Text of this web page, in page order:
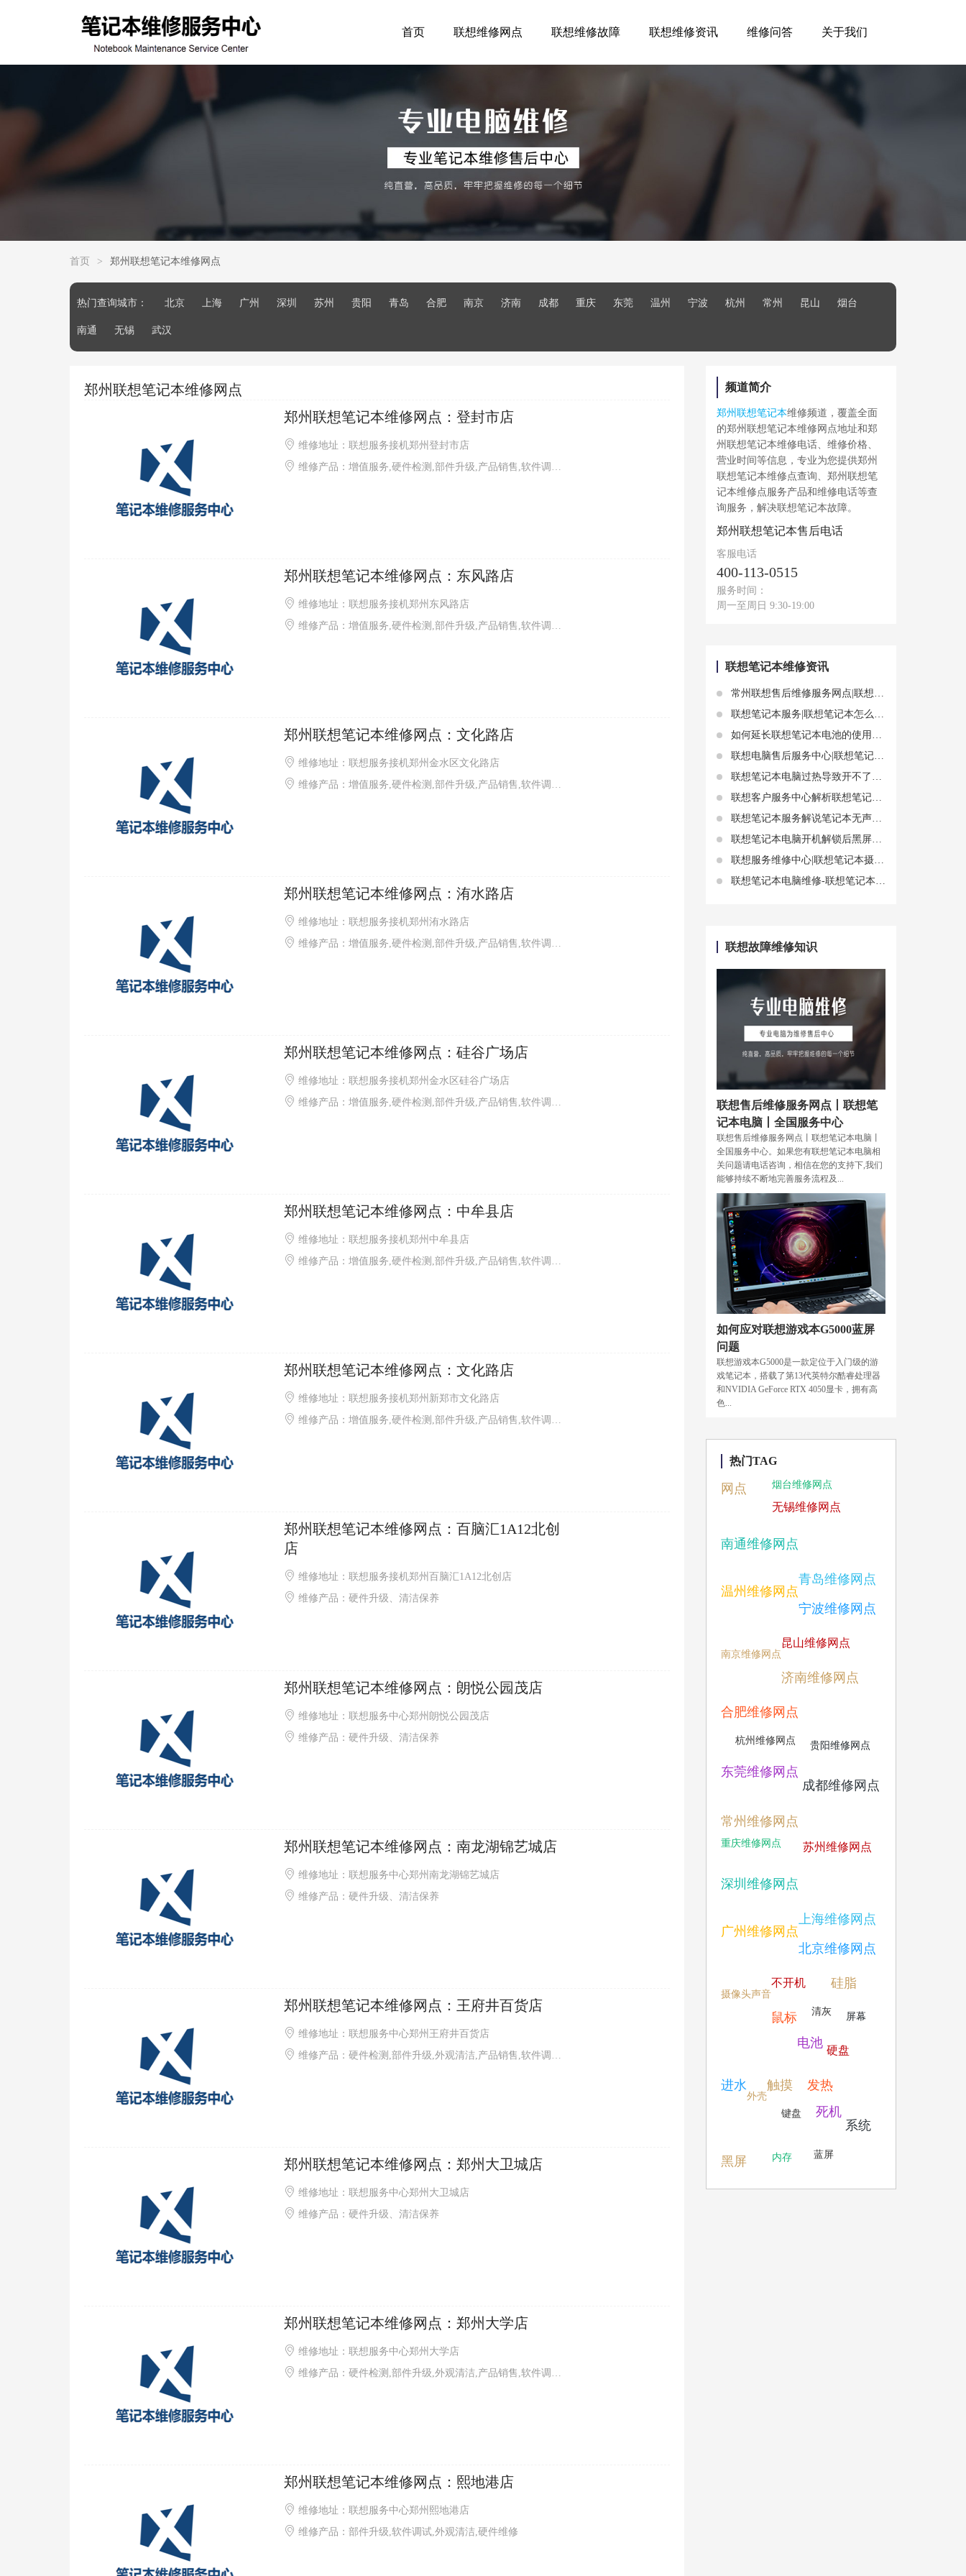
首页 联想维修网点 联想维修故障 联想维修资讯 维修问答 关于我们
首页 > 郑州联想笔记本维修网点
热门查询城市： 北京 上海 广州 深圳 苏州 贵阳 青岛 合肥 南京 济南 成都 重庆 东莞 温州 宁波 杭州 常州 昆山 烟台
南通 无锡 武汉
郑州联想笔记本维修网点
郑州联想笔记本维修网点：登封市店
维修地址：联想服务接机郑州登封市店
维修产品：增值服务,硬件检测,部件升级,产品销售,软件调试,外观清洁
郑州联想笔记本维修网点：东风路店
维修地址：联想服务接机郑州东风路店
维修产品：增值服务,硬件检测,部件升级,产品销售,软件调试,外观清洁
郑州联想笔记本维修网点：文化路店
维修地址：联想服务接机郑州金水区文化路店
维修产品：增值服务,硬件检测,部件升级,产品销售,软件调试,外观清洁
郑州联想笔记本维修网点：洧水路店
维修地址：联想服务接机郑州洧水路店
维修产品：增值服务,硬件检测,部件升级,产品销售,软件调试,外观清洁
郑州联想笔记本维修网点：硅谷广场店
维修地址：联想服务接机郑州金水区硅谷广场店
维修产品：增值服务,硬件检测,部件升级,产品销售,软件调试,外观清洁
郑州联想笔记本维修网点：中牟县店
维修地址：联想服务接机郑州中牟县店
维修产品：增值服务,硬件检测,部件升级,产品销售,软件调试,外观清洁
郑州联想笔记本维修网点：文化路店
维修地址：联想服务接机郑州新郑市文化路店
维修产品：增值服务,硬件检测,部件升级,产品销售,软件调试,外观清洁
郑州联想笔记本维修网点：百脑汇1A12北创
店
维修地址：联想服务接机郑州百脑汇1A12北创店
维修产品：硬件升级、清洁保养
郑州联想笔记本维修网点：朗悦公园茂店
维修地址：联想服务中心郑州朗悦公园茂店
维修产品：硬件升级、清洁保养
郑州联想笔记本维修网点：南龙湖锦艺城店
维修地址：联想服务中心郑州南龙湖锦艺城店
维修产品：硬件升级、清洁保养
郑州联想笔记本维修网点：王府井百货店
维修地址：联想服务中心郑州王府井百货店
维修产品：硬件检测,部件升级,外观清洁,产品销售,软件调试,硬件维修,增值服务
郑州联想笔记本维修网点：郑州大卫城店
维修地址：联想服务中心郑州大卫城店
维修产品：硬件升级、清洁保养
郑州联想笔记本维修网点：郑州大学店
维修地址：联想服务中心郑州大学店
维修产品：硬件检测,部件升级,外观清洁,产品销售,软件调试,硬件维修,增值服务
郑州联想笔记本维修网点：熙地港店
维修地址：联想服务中心郑州熙地港店
维修产品：部件升级,软件调试,外观清洁,硬件维修
频道简介
郑州联想笔记本维修频道，覆盖全面
的郑州联想笔记本维修网点地址和郑
州联想笔记本维修电话、维修价格、
营业时间等信息，专业为您提供郑州
联想笔记本维修点查询、郑州联想笔
记本维修点服务产品和维修电话等查
询服务，解决联想笔记本故障。
郑州联想笔记本售后电话
客服电话
400-113-0515
服务时间：
周一至周日 9:30-19:00
联想笔记本维修资讯
常州联想售后维修服务网点|联想笔记本电脑卡死怎么办？这里有几个解决方案
联想笔记本服务|联想笔记本怎么电池不耐用 有哪些原因
如何延长联想笔记本电池的使用寿命?联想笔记本电池更换攻略
联想电脑售后服务中心|联想笔记本电脑显示不出硬盘怎么办 什么原因导致
联想笔记本电脑过热导致开不了机的原因和解决办法
联想客户服务中心解析联想笔记本电脑c盘怎么清理
联想笔记本服务解说笔记本无声音解决步骤——笔记本无声音怎么回事
联想笔记本电脑开机解锁后黑屏怎么办？教你一招快速恢复
联想服务维修中心|联想笔记本摄像头模组相关知识介绍
联想笔记本电脑维修-联想笔记本电脑开不了机怎么办
联想故障维修知识
联想售后维修服务网点丨联想笔
记本电脑丨全国服务中心
联想售后维修服务网点丨联想笔记本电脑丨
全国服务中心。如果您有联想笔记本电脑相
关问题请电话咨询，相信在您的支持下,我们
能够持续不断地完善服务流程及...
如何应对联想游戏本G5000蓝屏
问题
联想游戏本G5000是一款定位于入门级的游
戏笔记本，搭载了第13代英特尔酷睿处理器
和NVIDIA GeForce RTX 4050显卡，拥有高
色...
热门TAG
网点 烟台维修网点
无锡维修网点
南通维修网点
温州维修网点
青岛维修网点
宁波维修网点
南京维修网点
昆山维修网点
济南维修网点
合肥维修网点
杭州维修网点 贵阳维修网点
东莞维修网点
成都维修网点
常州维修网点
重庆维修网点 苏州维修网点
深圳维修网点
广州维修网点
上海维修网点
北京维修网点
摄像头声音
不开机 硅脂
鼠标 清灰 屏幕
电池
硬盘
进水
外壳
触摸 发热
键盘
死机
系统
黑屏 内存 蓝屏